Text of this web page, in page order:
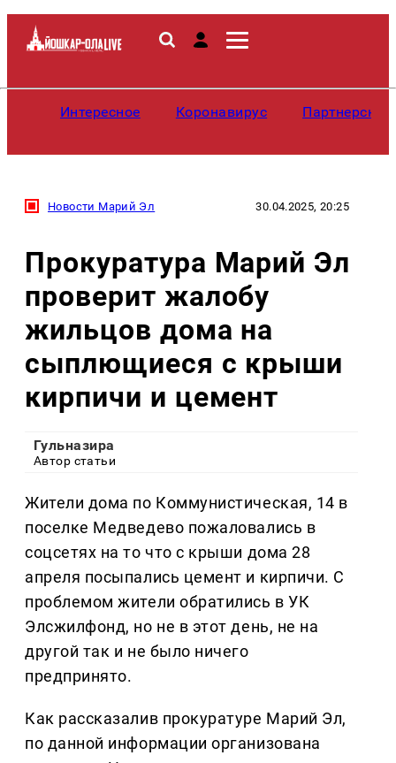
Интересное Коронавирус
Новости Марий Эл 30.04.2025, 20:25
Прокуратура Марий Эл
проверит жалобу
жильцов дома на
сыплющиеся с крыши
кирпичи и цемент
Гульназира
Автор статьи
Жители дома по Коммунистическая, 14 в
поселке Медведево пожаловались в
соцсетях на то что с крыши дома 28
апреля посыпались цемент и кирпичи. С
проблемом жители обратились в УК
Элсжилфонд, но не в этот день, не на
другой так и не было ничего
предпринято.
Как рассказалив прокуратуре Марий Эл,
по данной информации организована